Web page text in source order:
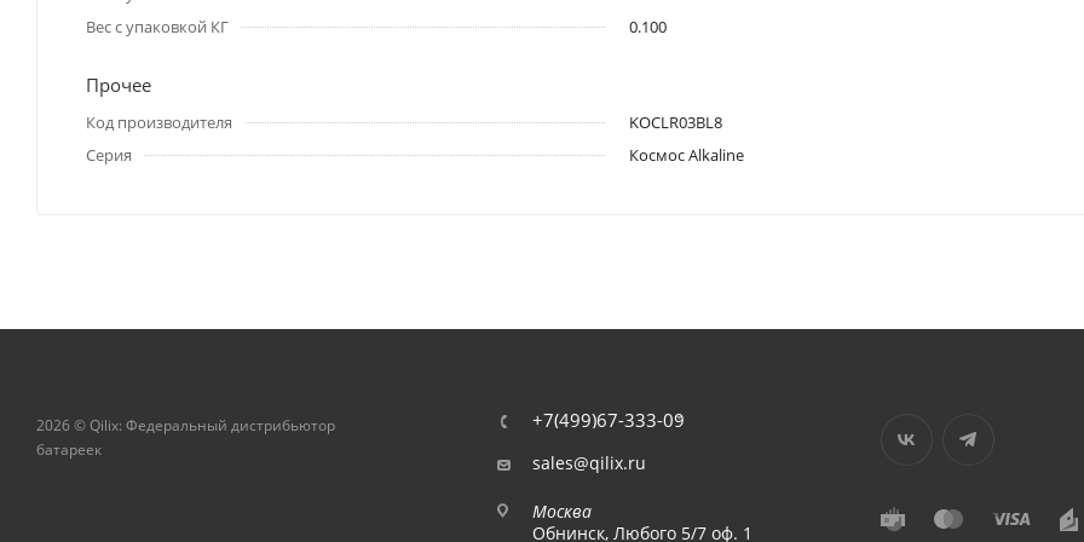
Вес с упаковкой КГ
0.100
Прочее
Код производителя
KOCLR03BL8
Серия
Космос Alkaline
2026 © Qilix: Федеральный дистрибьютор
батареек
+7(499)67-333-09
sales@qilix.ru
Москва
Обнинск, Любого 5/7 оф. 1